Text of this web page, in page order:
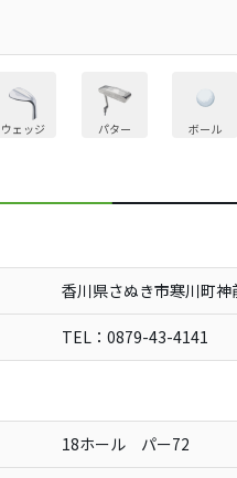
ウェッジ パター ボール
香川県さぬき市寒川町
TEL：0879-43-4141
18ホール パー72